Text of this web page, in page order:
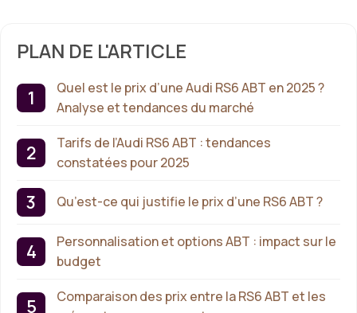
PLAN DE L'ARTICLE
Quel est le prix d’une Audi RS6 ABT en 2025 ?
Analyse et tendances du marché
Tarifs de l’Audi RS6 ABT : tendances
constatées pour 2025
Qu’est-ce qui justifie le prix d’une RS6 ABT ?
Personnalisation et options ABT : impact sur le
budget
Comparaison des prix entre la RS6 ABT et les